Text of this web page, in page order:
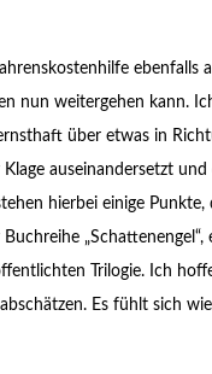
ebenfalls
nun weitergehen kann.
über etwas in
auseinandersetzt
hierbei einige
„Schattenengel“,
Trilogie. Ich
Es fühlt sich